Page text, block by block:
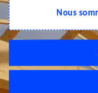
Nous